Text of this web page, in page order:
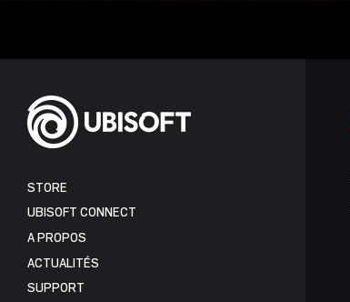
STORE
UBISOFT CONNECT
A PROPOS
ACTUALITÉS
SUPPORT